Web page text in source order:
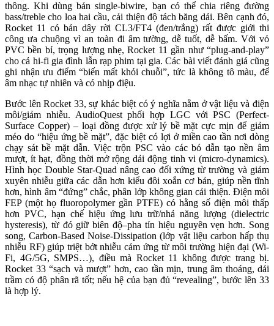
thông. Khi dùng bản single-biwire, bạn có thể chia riêng đường
bass/treble cho loa hai cầu, cải thiện độ tách băng dải. Bên cạnh đó,
Rocket 11 có bản dây rời CL3/FT4 (đen/trắng) rất được giới thi
công ưa chuộng vì an toàn đi âm tường, dễ tuốt, dễ bấm. Với vỏ
PVC bền bỉ, trọng lượng nhẹ, Rocket 11 gần như “plug-and-play”
cho cả hi-fi gia đình lẫn rạp phim tại gia. Các bài viết đánh giá cũng
ghi nhận ưu điểm “biến mất khỏi chuỗi”, tức là không tô màu, để
âm nhạc tự nhiên và có nhịp điệu.
Bước lên Rocket 33, sự khác biệt có ý nghĩa nằm ở vật liệu và điện
môi/giảm nhiễu. AudioQuest phối hợp LGC với PSC (Perfect-
Surface Copper) – loại đồng được xử lý bề mặt cực mịn để giảm
méo do “hiệu ứng bề mặt”, đặc biệt có lợi ở miền cao tần nơi dòng
chạy sát bề mặt dẫn. Việc trộn PSC vào các bó dẫn tạo nền âm
mượt, ít hạt, đồng thời mở rộng dải động tinh vi (micro-dynamics).
Hình học Double Star-Quad nâng cao đối xứng từ trường và giảm
xuyên nhiễu giữa các dẫn hơn kiểu đôi xoắn cơ bản, giúp nền tĩnh
hơn, hình âm “đứng” chắc, phân lớp không gian cải thiện. Điện môi
FEP (một họ fluoropolymer gần PTFE) có hằng số điện môi thấp
hơn PVC, hạn chế hiệu ứng lưu trữ/nhả năng lượng (dielectric
hysteresis), từ đó giữ biên độ–pha tín hiệu nguyên vẹn hơn. Song
song, Carbon-Based Noise-Dissipation (lớp vật liệu carbon hấp thụ
nhiễu RF) giúp triệt bớt nhiễu cảm ứng từ môi trường hiện đại (Wi-
Fi, 4G/5G, SMPS…), điều mà Rocket 11 không được trang bị.
Rocket 33 “sạch và mượt” hơn, cao tần mịn, trung âm thoáng, dải
trầm có độ phân rã tốt; nếu hệ của bạn đủ “revealing”, bước lên 33
là hợp lý.